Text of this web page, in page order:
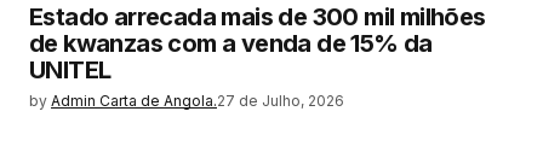
Estado arrecada mais de 300 mil milhões
de kwanzas com a venda de 15% da
UNITEL
by Admin Carta de Angola.27 de Julho, 2026